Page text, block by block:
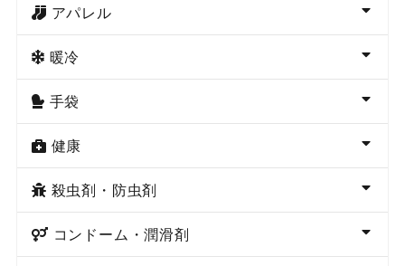
アパレル
暖冷
手袋
健康
殺虫剤・防虫剤
コンドーム・潤滑剤